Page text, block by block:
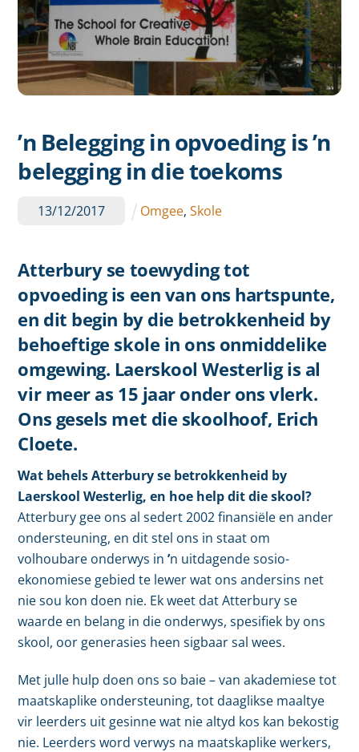
’n Belegging in opvoeding is ’n
belegging in die toekoms
13/12/2017 Omgee,Skole
Atterbury se toewyding tot
opvoeding is een van ons hartspunte,
en dit begin by die betrokkenheid by
behoeftige skole in ons onmiddelike
omgewing. Laerskool Westerlig is al
vir meer as 15 jaar onder ons vlerk.
Ons gesels met die skoolhoof, Erich
Cloete.
Wat behels Atterbury se betrokkenheid by
Laerskool Westerlig, en hoe help dit die skool?
Atterbury gee ons al sedert 2002 finansiële en ander
ondersteuning, en dit stel ons in staat om
volhoubare onderwys in’n uitdagende sosio-
ekonomiese gebied te lewer wat ons andersins net
nie sou kon doen nie. Ek weet dat Atterbury se
waarde en belang in die onderwys, spesifiek by ons
skool, oor generasies heen sigbaar sal wees.
Met julle hulp doen ons so baie – van akademiese tot
maatskaplike ondersteuning, tot daaglikse maaltye
vir leerders uit gesinne wat nie altyd kos kan bekostig
nie. Leerders word verwys na maatskaplike werkers,